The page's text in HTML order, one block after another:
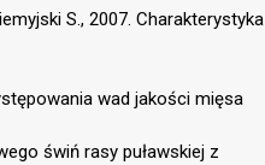
S., 2007. Charakterystyka
wad jakości mięsa
świń rasy puławskiej z